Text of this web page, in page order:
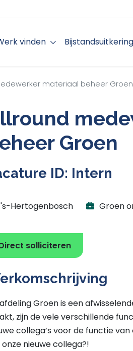
vinden Bijstandsuitkering
materiaal beheer Groen
Groen
ID: Intern
's-Hertogenbosch Groen
solliciteren
Groen is een
zijn de vele verschillende
collega’s voor de functie
nieuwe collega?!